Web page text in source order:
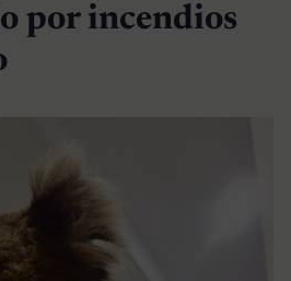
por incendios